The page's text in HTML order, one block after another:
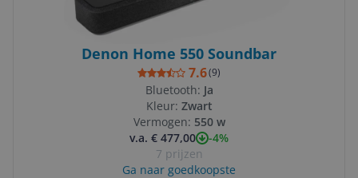
Denon Home 550 Soundbar
7.6(9)
Bluetooth: Ja
Kleur: Zwart
Vermogen: 550 w
v.a. € 477,00
-4%
7 prijzen
Ga naar goedkoopste